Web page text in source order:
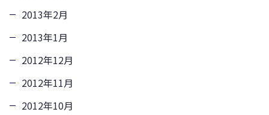
2013年2月
2013年1月
2012年12月
2012年11月
2012年10月